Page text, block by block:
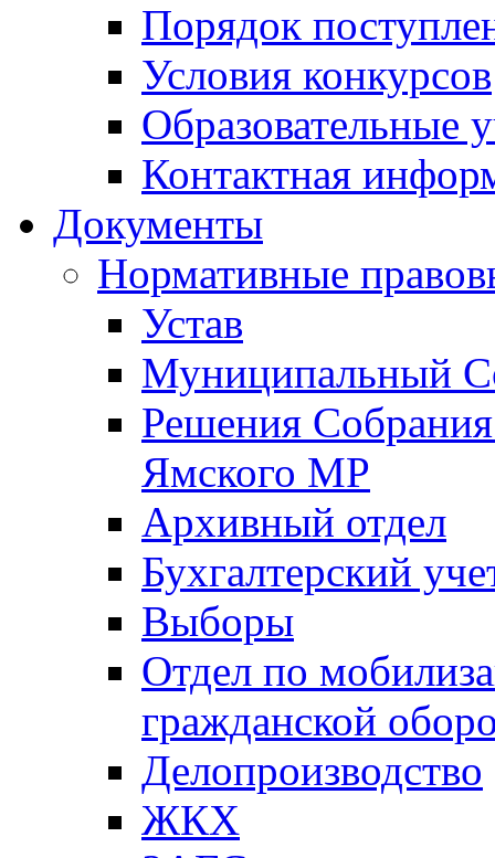
Порядок
Условия конкурсов
Образовательные
Контактная
Документы
Нормативные
Устав
Муниципальный
Решения
Ямского МР
Архивный отдел
Бухгалтерский
Выборы
Отдел по
гражданской
Делопроизводство
ЖКХ